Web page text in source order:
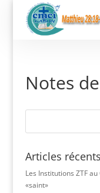
Notes
Articles récents
Les Institutions ZTF
«saint»